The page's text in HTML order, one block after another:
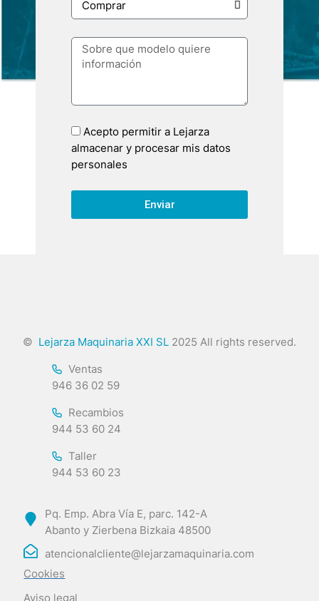
Acepto permitir a Lejarza
almacenar y procesar mis datos
personales
Enviar
© Lejarza Maquinaria XXI SL 2025 All rights reserved.
Ventas
946 36 02 59
Recambios
944 53 60 24
Taller
944 53 60 23
Pq. Emp. Abra Vía E, parc. 142-A
Abanto y Zierbena Bizkaia 48500
atencionalcliente@lejarzamaquinaria.com
Cookies
Aviso legal